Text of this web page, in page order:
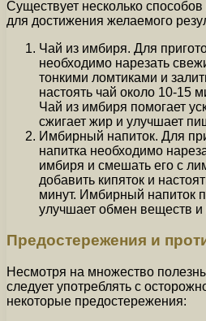
Существует несколько
для достижения желаемого
Чай из имбиря. Для
необходимо нарезать
тонкими ломтиками и
настоять чай около 10-15
Чай из имбиря помогает
сжигает жир и улучшает
Имбирный напиток. Для
напитка необходимо
имбиря и смешать его с
добавить кипяток и
минут. Имбирный напиток
улучшает обмен веществ и
Предостережения и
Несмотря на множество
следует употреблять с
некоторые предостережения: